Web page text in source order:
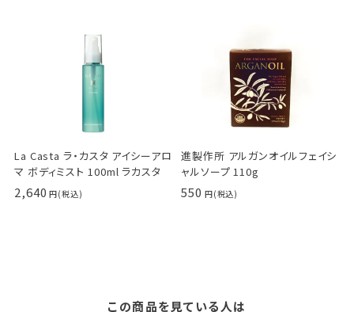
La Casta ラ・カスタ アイシーアロ
マ ボディミスト 100ml ラカスタ
2,640
進製作所 アルガンオイルフェイシ
ャルソープ 110g
550
この商品を見ている人は